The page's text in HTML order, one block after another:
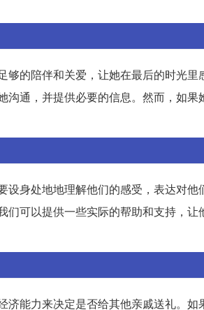
够的陪伴和关爱，让她在最后的时光里
通，并提供必要的信息。然而，如果
设身处地地理解他们的感受，表达对他
们可以提供一些实际的帮助和支持，让
济能力来决定是否给其他亲戚送礼。如